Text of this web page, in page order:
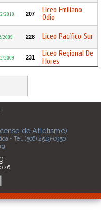
2010 207
Liceo Emiliano
Odio
2009 228 Liceo Pacífico Sur
2009 231
Liceo Regional De
Flores
de Atletismo)
- Tel. (506) 2549-0950